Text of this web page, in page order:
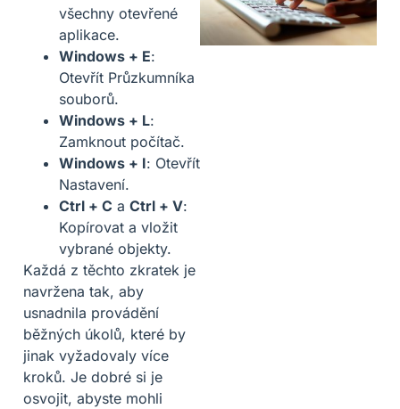
všechny otevřené
aplikace.
Windows + E:
Otevřít Průzkumníka
souborů.
Windows + L:
Zamknout počítač.
Windows + I: Otevřít
Nastavení.
Ctrl + C a Ctrl + V:
Kopírovat a vložit
vybrané objekty.
Každá z těchto zkratek je
navržena tak, aby
usnadnila provádění
běžných úkolů, které by
jinak vyžadovaly více
kroků. Je dobré si je
osvojit, abyste mohli